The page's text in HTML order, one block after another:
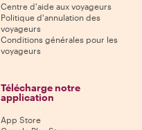
Centre d'aide aux voyageurs
Politique d'annulation des
voyageurs
Conditions générales pour les
voyageurs
Télécharge notre
application
App Store